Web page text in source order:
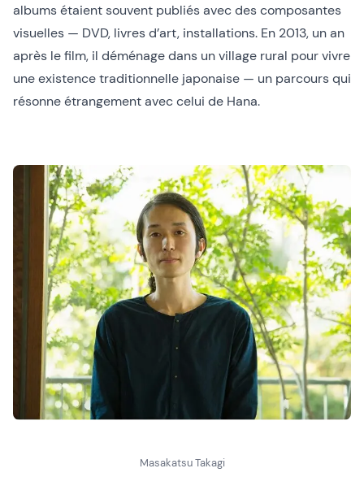
albums étaient souvent publiés avec des composantes
visuelles — DVD, livres d’art, installations. En 2013, un an
après le film, il déménage dans un village rural pour vivre
une existence traditionnelle japonaise — un parcours qui
résonne étrangement avec celui de Hana.
Masakatsu Takagi